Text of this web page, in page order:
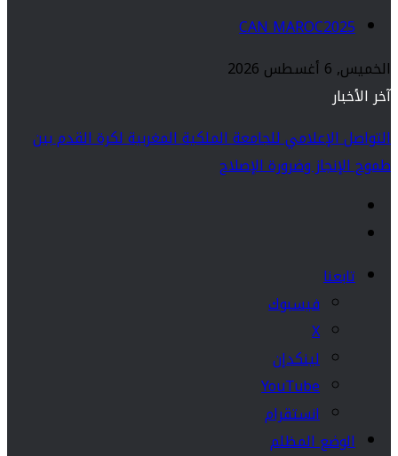
CAN MAROC2025
الخميس, 6 أغسطس 2026
آخر الأخبار
التواصل الإعلامي للجامعة الملكية المغربية لكرة القدم بين
طموح الإنجاز وضرورة الإصلاح
تابعنا
فيسبوك
‫X
لينكدإن
‫YouTube
انستقرام
الوضع المظلم